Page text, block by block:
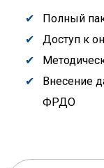
Полный
Доступ к
Внесение
ФРДО